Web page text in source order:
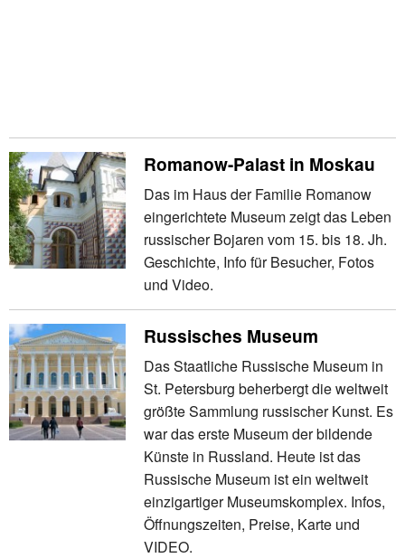
Romanow-Palast in Moskau
Das im Haus der Familie Romanow
eingerichtete Museum zeigt das Leben
russischer Bojaren vom 15. bis 18. Jh.
Geschichte, Info für Besucher, Fotos
und Video.
Russisches Museum
Das Staatliche Russische Museum in
St. Petersburg beherbergt die weltweit
größte Sammlung russischer Kunst. Es
war das erste Museum der bildende
Künste in Russland. Heute ist das
Russische Museum ist ein weltweit
einzigartiger Museumskomplex. Infos,
Öffnungszeiten, Preise, Karte und
VIDEO.